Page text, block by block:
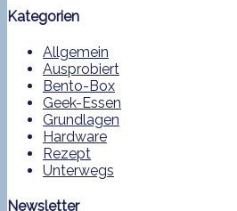
Kategorien
Allgemein
Ausprobiert
Bento-Box
Geek-Essen
Grundlagen
Hardware
Rezept
Unterwegs
Newsletter